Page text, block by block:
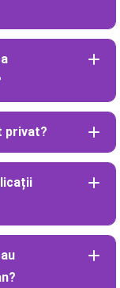
privat?